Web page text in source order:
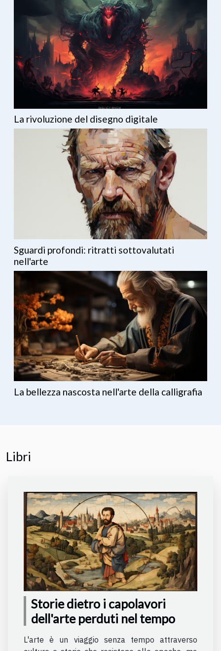
La rivoluzione del disegno digitale
Sguardi profondi: ritratti sottovalutati
nell'arte
La bellezza nascosta nell'arte della calligrafia
Libri
Storie dietro i capolavori
dell'arte perduti nel tempo
L'arte è un viaggio senza tempo attraverso